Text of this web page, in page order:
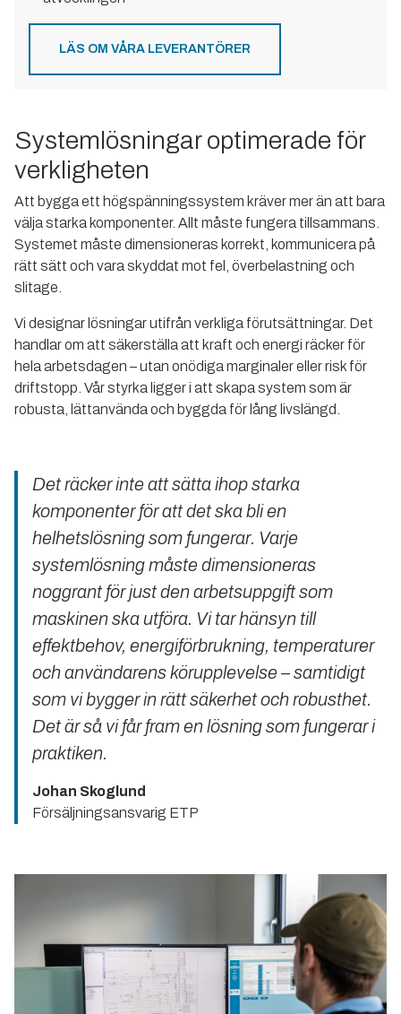
LÄS OM VÅRA LEVERANTÖRER
Systemlösningar optimerade för
verkligheten
Att bygga ett högspänningssystem kräver mer än att bara
välja starka komponenter. Allt måste fungera tillsammans.
Systemet måste dimensioneras korrekt, kommunicera på
rätt sätt och vara skyddat mot fel, överbelastning och
slitage.
Vi designar lösningar utifrån verkliga förutsättningar. Det
handlar om att säkerställa att kraft och energi räcker för
hela arbetsdagen – utan onödiga marginaler eller risk för
driftstopp. Vår styrka ligger i att skapa system som är
robusta, lättanvända och byggda för lång livslängd.
Det räcker inte att sätta ihop starka
komponenter för att det ska bli en
helhetslösning som fungerar. Varje
systemlösning måste dimensioneras
noggrant för just den arbetsuppgift som
maskinen ska utföra. Vi tar hänsyn till
effektbehov, energiförbrukning, temperaturer
och användarens körupplevelse – samtidigt
som vi bygger in rätt säkerhet och robusthet.
Det är så vi får fram en lösning som fungerar i
praktiken.
Johan Skoglund
Försäljningsansvarig ETP